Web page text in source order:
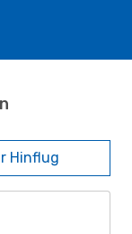
Hinflug